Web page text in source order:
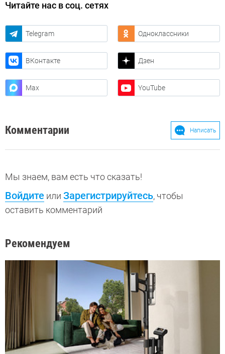
Читайте нас в соц. сетях
Telegram Одноклассники
ВКонтакте Дзен
Max YouTube
Комментарии Написать
Мы знаем, вам есть что сказать!
Войдите или Зарегистрируйтесь, чтобы
оставить комментарий
Рекомендуем